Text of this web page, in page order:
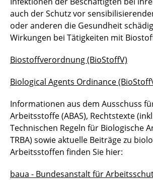
Gefahrstoffe
Mutterschutz
Persönliche Schutzausrüstung -
auch der Schutz vor
oder anderen die Gesundheit
Wirkungen bei Tätigkeiten mit
Biostoffverordnung (BioStoffV)
Biological Agents Ordinance
Informationen aus dem Ausschuss
Arbeitsstoffe (ABAS), Rechtstexte
Technischen Regeln für Biologische
TRBA) sowie aktuelle Beiträge zu
Arbeitsstoffen finden Sie hier:
baua - Bundesanstalt für